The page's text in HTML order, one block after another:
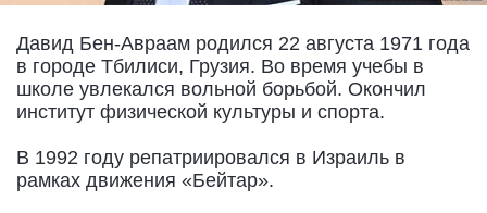
Давид Бен-Авраам родился 22 августа 1971 года
в городе Тбилиси, Грузия. Во время учебы в
школе увлекался вольной борьбой. Окончил
институт физической культуры и спорта.
В 1992 году репатриировался в Израиль в
рамках движения «Бейтар».